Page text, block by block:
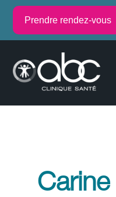
Prendre rendez-vous